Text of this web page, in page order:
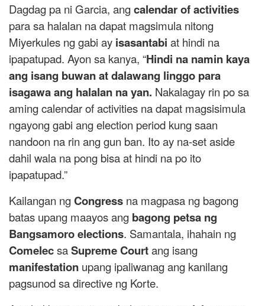
Dagdag pa ni Garcia, angcalendar of activities
para sa halalan na dapat magsimula nitong
Miyerkules ng gabi ay isasantabi at hindi na
ipapatupad. Ayon sa kanya, “Hindi na namin kaya
ang isang buwan at dalawang linggo para
isagawa ang halalan na yan. Nakalagay rin po sa
aming calendar of activities na dapat magsisimula
ngayong gabi ang election period kung saan
nandoon na rin ang gun ban. Ito ay na-set aside
dahil wala na pong bisa at hindi na po ito
ipapatupad.”
Kailangan ngCongress na magpasa ng bagong
batas upang maayos ang bagong petsa ng
Bangsamoro elections. Samantala, ihahain ng
ComelecsaSupreme Courtang isang
manifestation upang ipaliwanag ang kanilang
pagsunod sa directive ng Korte.